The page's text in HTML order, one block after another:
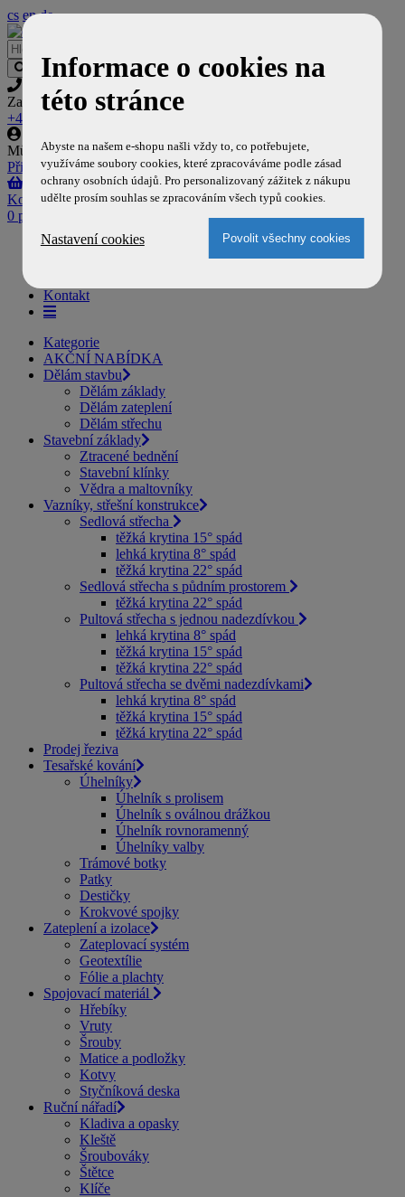
cs en de
Zavolejte nám
+420 777 704 129
Můj účet
Přihlásit,Registrovat
Košík
0 položek
Domů
Kontakt
Kategorie
AKČNÍ NABÍDKA
Dělám stavbu
Dělám základy
Dělám zateplení
Dělám střechu
Stavební základy
Ztracené bednění
Stavební klínky
Vědra a maltovníky
Vazníky, střešní konstrukce
Sedlová střecha
těžká krytina 15° spád
lehká krytina 8° spád
těžká krytina 22° spád
Sedlová střecha s půdním prostorem
těžká krytina 22° spád
Pultová střecha s jednou nadezdívkou
lehká krytina 8° spád
těžká krytina 15° spád
těžká krytina 22° spád
Pultová střecha se dvěmi nadezdívkami
lehká krytina 8° spád
těžká krytina 15° spád
těžká krytina 22° spád
Prodej řeziva
Tesařské kování
Úhelníky
Úhelník s prolisem
Úhelník s oválnou drážkou
Úhelník rovnoramenný
Úhelníky valby
Trámové botky
Patky
Destičky
Krokvové spojky
Zateplení a izolace
Zateplovací systém
Geotextílie
Fólie a plachty
Spojovací materiál
Hřebíky
Vruty
Šrouby
Matice a podložky
Kotvy
Styčníková deska
Ruční nářadí
Kladiva a opasky
Kleště
Šroubováky
Štětce
Klíče
Informace o cookies na
této stránce
Abyste na našem e-shopu našli vždy to, co potřebujete,
využíváme soubory cookies, které zpracováváme podle zásad
ochrany osobních údajů. Pro personalizovaný zážitek z nákupu
udělte prosím souhlas se zpracováním všech typů cookies.
Nastavení cookies